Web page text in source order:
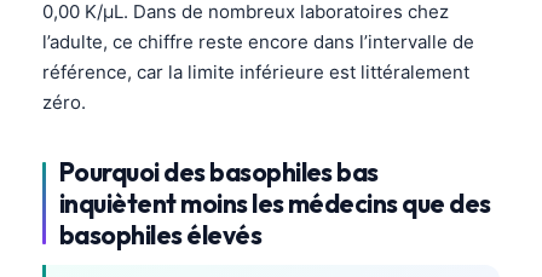
0,00 K/µL. Dans de nombreux laboratoires chez
l’adulte, ce chiffre reste encore dans l’intervalle de
référence, car la limite inférieure est littéralement
zéro.
Pourquoi des basophiles bas
inquiètent moins les médecins que des
basophiles élevés